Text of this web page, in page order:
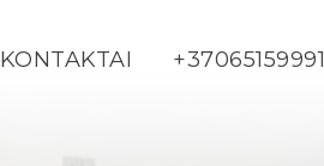
KONTAKTAI +37065159991